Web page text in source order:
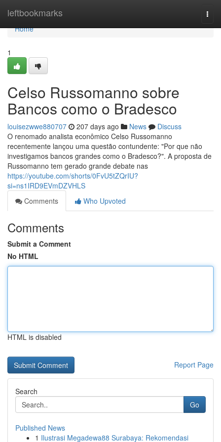
leftbookmarks
Home
Home
1
Celso Russomanno sobre
Bancos como o Bradesco
louisezwwe880707 207 days ago News
Discuss
O renomado analista econômico Celso Russomanno
recentemente lançou uma questão contundente: "Por que não
investigamos bancos grandes como o Bradesco?". A proposta de
Russomanno tem gerado grande debate nas
https://youtube.com/shorts/0FvU5tZQrIU?
si=ns1IRD9EVmDZVHLS
Comments
Who Upvoted
Comments
Submit a Comment
No HTML
HTML is disabled
Report Page
Search
Go
Published News
1 Ilustrasi Megadewa88 Surabaya: Rekomendasi